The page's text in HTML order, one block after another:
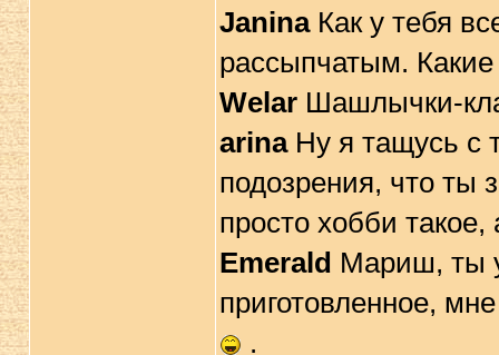
JaninaКак у тебя
рассыпчатым.
WelarШашлычки-
arinaНу я тащусь с
подозрения, что ты
просто хобби
Emerald Мариш, ты
приготовленное,
.